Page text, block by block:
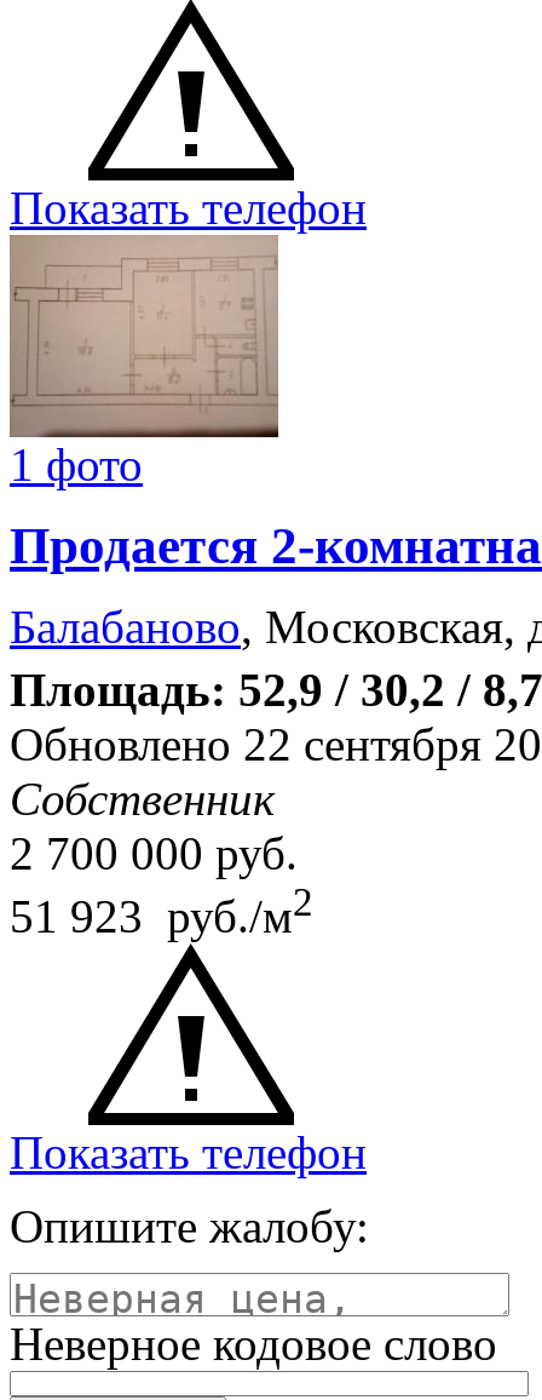
Показать телефон
1 фото
Продается 2-
Балабаново, Московская,
Площадь: 52,9 / 30,2 /
Обновлено 22 сентября
Собственник
2 700 000 руб.
51 923 руб./м2
Показать телефон
Опишите жалобу:
Неверное кодовое слово